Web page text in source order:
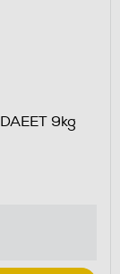
9kg